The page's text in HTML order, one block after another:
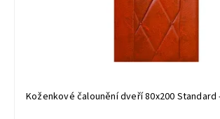
Koženkové čalounění dveří 80x200 Standard -